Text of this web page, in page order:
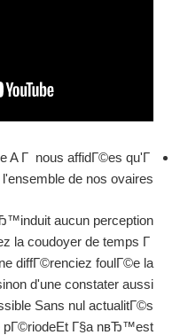
A Г nous affidГ©es qu'Г
l'ensemble de nos ovaires
aucun perception
la coudoyer de temps Г
diffГ©renciez foulГ©e la
d'une constater aussi
Sans nul actualitГ©s
pГ©riodeEt Г§a nвЂ™est